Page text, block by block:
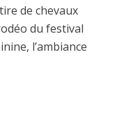
de chevaux
du festival
l’ambiance